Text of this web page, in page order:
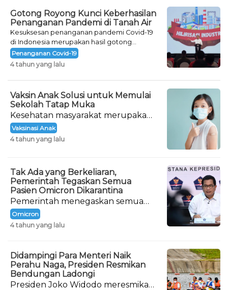
Gotong Royong Kunci Keberhasilan
Penanganan Pandemi di Tanah Air
Kesuksesan penanganan pandemi Covid-19
di Indonesia merupakan hasil gotong
royong semua pihak.
Penanganan Covid-19
4 tahun yang lalu
Vaksin Anak Solusi untuk Memulai
Sekolah Tatap Muka
Kesehatan masyarakat merupakan
prioritas pemerintah dalam
penanganan Covid-19 di tanah air.
Vaksinasi Anak
4 tahun yang lalu
Tak Ada yang Berkeliaran,
Pemerintah Tegaskan Semua
Pasien Omicron Dikarantina
Pemerintah menegaskan semua
pasien yang terinfeksi varian
Omicron Covid-19 sedang menjalani
Omicron
4 tahun yang lalu
Didampingi Para Menteri Naik
Perahu Naga, Presiden Resmikan
Bendungan Ladongi
Presiden Joko Widodo meresmikan